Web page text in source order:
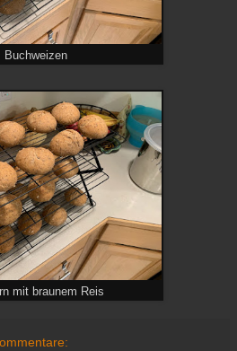
Buchweizen
mit braunem Reis